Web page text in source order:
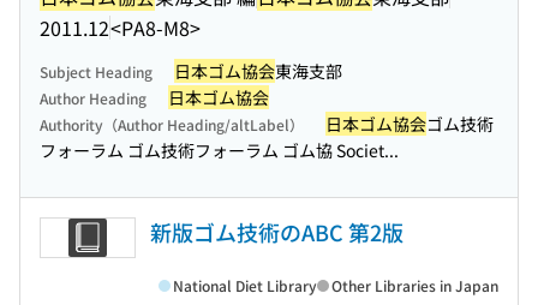
2011.12<PA8-M8>
Subject Heading 日本ゴム協会東海支部
Author Heading 日本ゴム協会
Authority（Author Heading/altLabel） 日本ゴム協会ゴム技術
フォーラム ゴム技術フォーラム ゴム協 Societ...
新版ゴム技術のABC 第2版
National Diet Library Other Libraries in Japan